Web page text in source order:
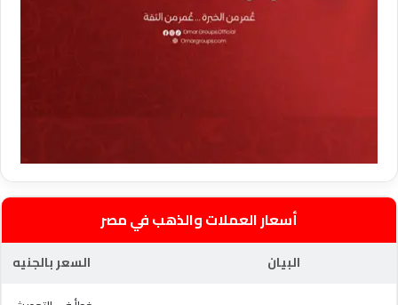
أسعار العملات والذهب في مصر
البيان
السعر بالجنيه